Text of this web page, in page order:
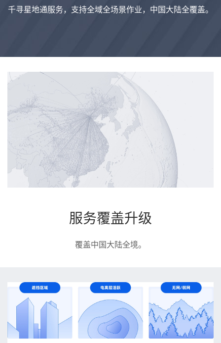
千寻星地通服务，支持全域全场景作业，中国大陆全覆盖。
服务覆盖升级
覆盖中国大陆全境。